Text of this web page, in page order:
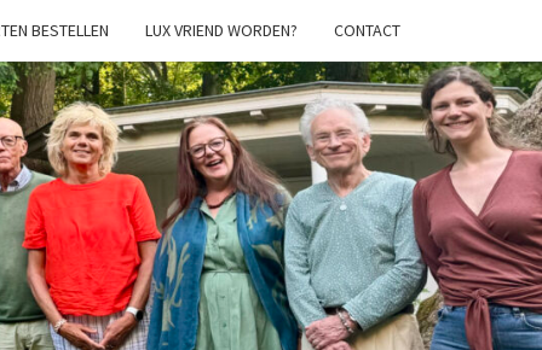
BESTELLEN LUX VRIEND WORDEN? CONTACT